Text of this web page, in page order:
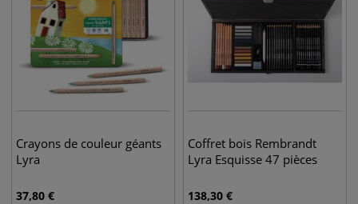
Crayons de couleur géants
Lyra
37,80 €
Coffret bois Rembrandt
Lyra Esquisse 47 pièces
138,30 €